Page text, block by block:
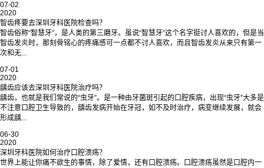
07-02
2020
智齿疼要去深圳牙科医院检查吗？
智齿俗称“智慧牙”，是人类的第三磨牙。虽说“智慧牙”这个名字挺讨人喜欢的，但是当
智齿发炎时，那刻骨铭心的疼痛感可一点都不讨人喜欢，而且智齿发炎从来只有第一
次和无...
07-01
2020
龋齿应该去深圳牙科医院治疗吗？
龋齿，也就是我们常说的“虫牙”。是一种由牙菌斑引起的口腔疾病，出现“虫牙”大多是
不注意口腔卫生导致的，龋齿发病开始在牙冠，如不及时治疗，病变继续发展，就会
形成龋...
06-30
2020
深圳牙科医院如何治疗口腔溃疡？
世界上能让你痛不欲生的事情，除了爱情，还有口腔溃疡。口腔溃疡虽然是口腔内一